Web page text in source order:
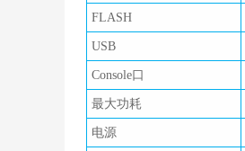
FLASH
USB
Console口
最大功耗
电源